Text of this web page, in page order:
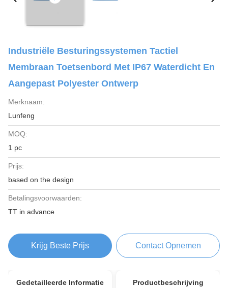
Industriële Besturingssystemen Tactiel
Membraan Toetsenbord Met IP67 Waterdicht En
Aangepast Polyester Ontwerp
Merknaam:
Lunfeng
MOQ:
1 pc
Prijs:
based on the design
Betalingsvoorwaarden:
TT in advance
Krijg Beste Prijs Contact Opnemen
Gedetailleerde Informatie Productbeschrijving